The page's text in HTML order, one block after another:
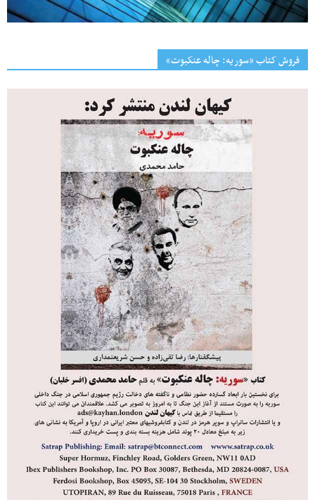
فروش کتاب «سوریه: چاله عنکبوت»